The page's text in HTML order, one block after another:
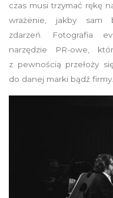
czas musi trzymać rękę
wrażenie, jakby sam
zdarzeń. Fotografia
narzędzie PR-owe,
z pewnością przełoży
do danej marki bądź firmy.